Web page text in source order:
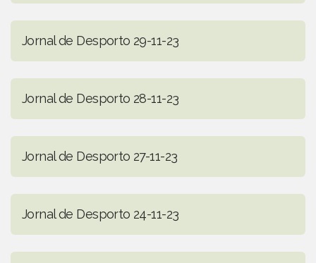
Jornal de Desporto 29-11-23
Jornal de Desporto 28-11-23
Jornal de Desporto 27-11-23
Jornal de Desporto 24-11-23